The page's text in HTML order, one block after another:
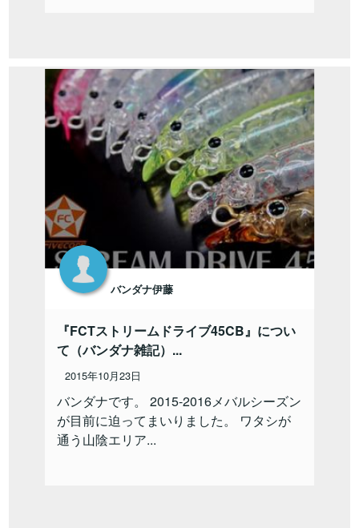
バンダナ伊藤
『FCTストリームドライブ45CB』につい
て（バンダナ雑記）...
2015年10月23日
バンダナです。 2015-2016メバルシーズン
が目前に迫ってまいりました。 ワタシが
通う山陰エリア...